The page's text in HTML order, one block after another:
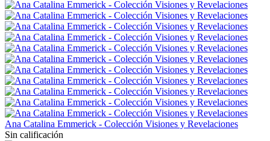
Ana Catalina Emmerick - Colección Visiones y Revelaciones
Sin calificación